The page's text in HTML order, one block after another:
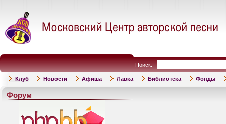
Поиск:
Клуб Новости Афиша Лавка Библиотека Фонды
Форум